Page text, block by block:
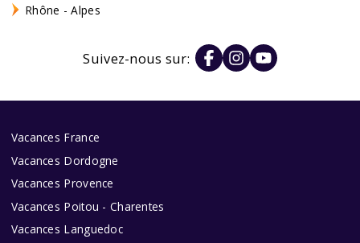
Rhône - Alpes
Suivez-nous sur:
Vacances France
Vacances Dordogne
Vacances Provence
Vacances Poitou - Charentes
Vacances Languedoc